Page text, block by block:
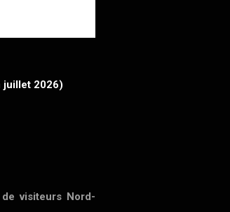
juillet 2026)
visiteurs Nord-